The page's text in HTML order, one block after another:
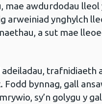
mae awdurdodau lleol
arweiniad ynghylch
a sut mae
trafnidiaeth
Fodd bynnag, gall
sy’n golygu y